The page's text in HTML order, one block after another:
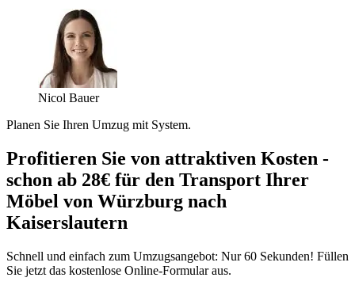
Nicol Bauer
Planen Sie Ihren Umzug mit System.
Profitieren Sie von attraktiven Kosten -
schon ab 28€ für den Transport Ihrer
Möbel von Würzburg nach
Kaiserslautern
Schnell und einfach zum Umzugsangebot: Nur 60 Sekunden! Füllen
Sie jetzt das kostenlose Online-Formular aus.